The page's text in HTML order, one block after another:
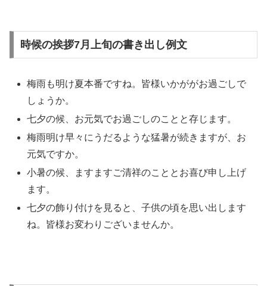
時候の挨拶7月上旬の書き出し例文
梅雨も明け夏本番ですね。皆様いかががお過ごしで
しょうか。
七夕の候、お元気でお過ごしのことと存じます。
梅雨明け早々にうだるような猛暑が続きますが、お
元気ですか。
小暑の候、ますますご清祥のこととお喜び申し上げ
ます。
七夕の飾り付けを見ると、子供の頃を思い出します
ね。皆様お変わりございませんか。